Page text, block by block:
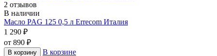
2 отзывов
В наличии
Масло PAG 125 0,5 л Errecom Италия
1 290 ₽
от 890 ₽
В корзину
В корзине